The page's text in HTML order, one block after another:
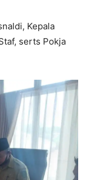
Kepala
serts Pokja